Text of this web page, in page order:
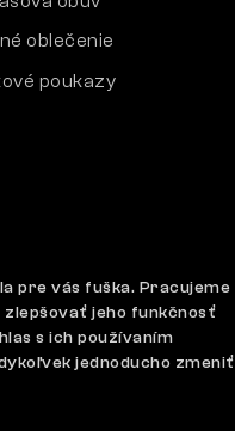
oblečenie
poukazy
súborov cookieGDPR
pre vás fuška. Pracujeme
jeho funkčnosť
s ich používaním
jednoducho zmeniť